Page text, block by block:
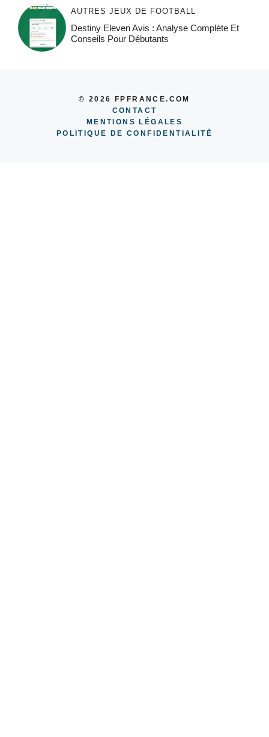
AUTRES JEUX DE FOOTBALL
Destiny Eleven Avis : Analyse Complète Et
Conseils Pour Débutants
© 2026 FPFRANCE.COM
CONTACT
MENTIONS LÉGALES
POLITIQUE DE CONFIDENTIALITÉ